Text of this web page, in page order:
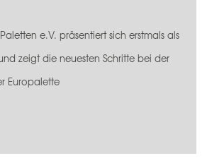
e.V. präsentiert sich erstmals als
zeigt die neuesten Schritte bei der
Europalette